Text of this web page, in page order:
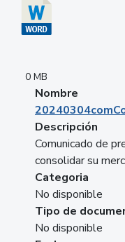
0 MB
Nombre
Descripción
Comunicado de
consolidar su
Categoria
No disponible
Tipo de
No disponible